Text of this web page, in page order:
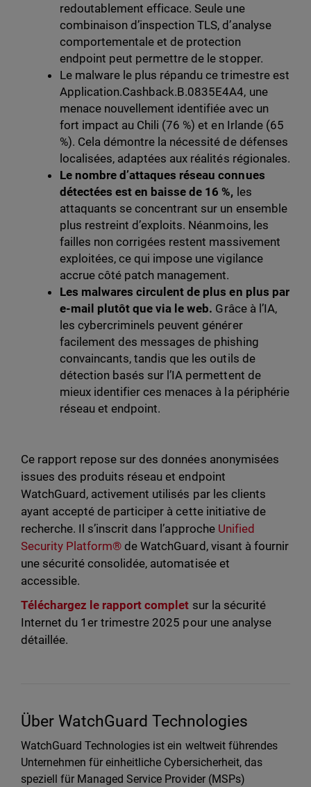
redoutablement efficace. Seule une
combinaison d’inspection TLS, d’analyse
comportementale et de protection
endpoint peut permettre de le stopper.
Le malware le plus répandu ce trimestre est
Application.Cashback.B.0835E4A4, une
menace nouvellement identifiée avec un
fort impact au Chili (76 %) et en Irlande (65
%). Cela démontre la nécessité de défenses
localisées, adaptées aux réalités régionales.
Le nombre d’attaques réseau connues
détectées est en baisse de 16 %, les
attaquants se concentrant sur un ensemble
plus restreint d’exploits. Néanmoins, les
failles non corrigées restent massivement
exploitées, ce qui impose une vigilance
accrue côté patch management.
Les malwares circulent de plus en plus par
e-mail plutôt que via le web. Grâce à l’IA,
les cybercriminels peuvent générer
facilement des messages de phishing
convaincants, tandis que les outils de
détection basés sur l’IA permettent de
mieux identifier ces menaces à la périphérie
réseau et endpoint.
Ce rapport repose sur des données anonymisées
issues des produits réseau et endpoint
WatchGuard, activement utilisés par les clients
ayant accepté de participer à cette initiative de
recherche. Il s’inscrit dans l’approche Unified
Security Platform® de WatchGuard, visant à fournir
une sécurité consolidée, automatisée et
accessible.
Téléchargez le rapport complet sur la sécurité
Internet du 1er trimestre 2025 pour une analyse
détaillée.
Über WatchGuard Technologies
WatchGuard Technologies ist ein weltweit führendes
Unternehmen für einheitliche Cybersicherheit, das
speziell für Managed Service Provider (MSPs)